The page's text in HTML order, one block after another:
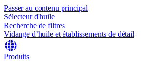
Passer au contenu principal
Sélecteur d'huile
Recherche de filtres
Vidange d’huile et établissements de détail
Produits